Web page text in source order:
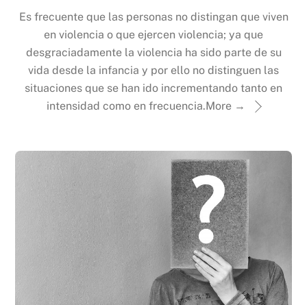
Es frecuente que las personas no distingan que viven
en violencia o que ejercen violencia; ya que
desgraciadamente la violencia ha sido parte de su
vida desde la infancia y por ello no distinguen las
situaciones que se han ido incrementando tanto en
intensidad como en frecuencia.More →